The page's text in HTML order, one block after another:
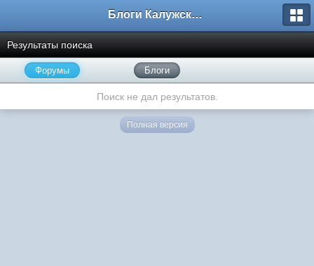
Блоги Калужского перекрестка
Результаты поиска
Форумы Блоги
Поиск не дал результатов.
Полная версия